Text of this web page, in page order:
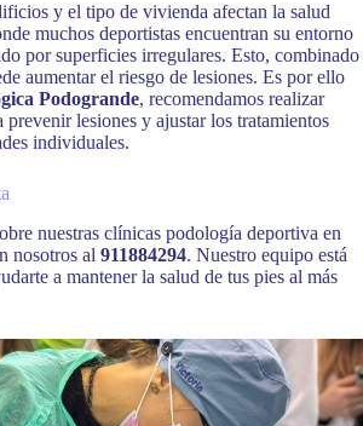
y el tipo de vivienda afectan la salud
muchos deportistas encuentran su entorno
por superficies irregulares. Esto, combinado
aumentar el riesgo de lesiones. Es por ello
Podogrande, recomendamos realizar
prevenir lesiones y ajustar los tratamientos
individuales.
nuestras clínicas podología deportiva en
nosotros al 911884294. Nuestro equipo está
a mantener la salud de tus pies al más